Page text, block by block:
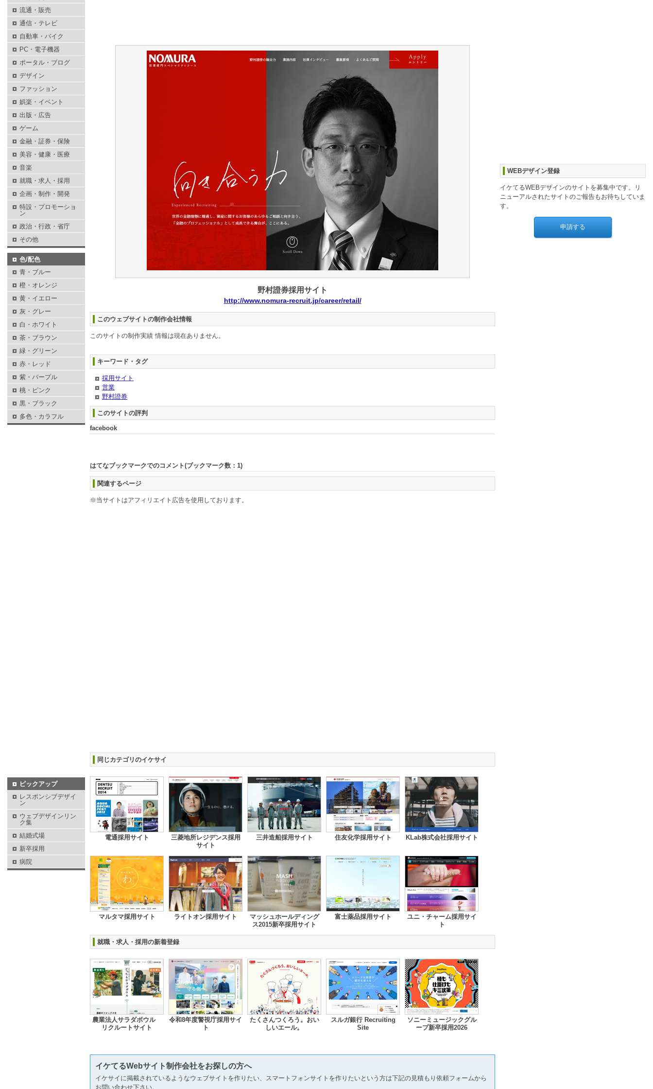
野村證券採用サイト
http://www.nomura-recruit.jp/career/retail/
このウェブサイトの制作会社情報
このサイトの制作実績 情報は現在ありません。
キーワード・タグ
採用サイト
営業
野村證券
このサイトの評判
facebook
はてなブックマークでのコメント(ブックマーク数： 1)
関連するページ
※当サイトはアフィリエイト広告を使用しております。
同じカテゴリのイケサイ
電通採用サイト
三菱地所レジデンス採用
サイト
三井造船採用サイト 住友化学採用サイト KLab株式会社採用サイト
マルタマ採用サイト ライトオン採用サイト
マッシュホールディング
ス2015新卒採用サイト
富士薬品採用サイト
ユニ・チャーム採用サイ
ト
就職・求人・採用の新着登録
農業法人サラダボウル
リクルートサイト
令和8年度警視庁採用サイ
ト
たくさんつくろう。おい
しいエール。
スルガ銀行 Recruiting
Site
ソニーミュージックグル
ープ新卒採用2026
イケてるWebサイト制作会社をお探しの方へ
イケサイに掲載されているようなウェブサイトを作りたい、スマートフォンサイトを作りたいという方は下記の見積もり依頼フォームから
お問い合わせ下さい。
WEBデザイン登録
イケてるWEBデザインのサイトを募集中です。リ
ニューアルされたサイトのご報告もお待ちしていま
す。
流通・販売
通信・テレビ
自動車・バイク
PC・電子機器
ポータル・ブログ
デザイン
ファッション
娯楽・イベント
出版・広告
ゲーム
金融・証券・保険
美容・健康・医療
音楽
就職・求人・採用
企画・制作・開発
特設・プロモーショ
ン
政治・行政・省庁
その他
色/配色
青・ブルー
橙・オレンジ
黄・イエロー
灰・グレー
白・ホワイト
茶・ブラウン
緑・グリーン
赤・レッド
紫・パープル
桃・ピンク
黒・ブラック
多色・カラフル
ピックアップ
レスポンシブデザイ
ン
ウェブデザインリン
ク集
結婚式場
新卒採用
病院